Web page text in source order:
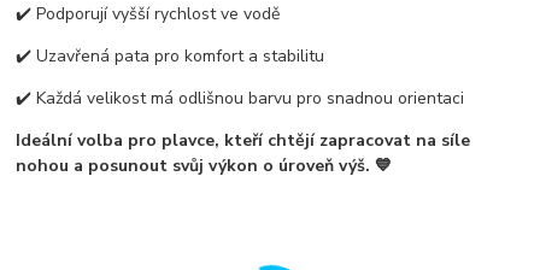
✔️ Podporují vyšší rychlost ve vodě
✔️ Uzavřená pata pro komfort a stabilitu
✔️ Každá velikost má odlišnou barvu pro snadnou orientaci
Ideální volba pro plavce, kteří chtějí zapracovat na síle
nohou a posunout svůj výkon o úroveň výš. 💙